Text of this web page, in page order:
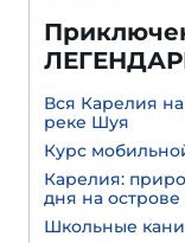
Вся Карелия
реке Шуя
Курс
Карелия:
дня на
Школьные